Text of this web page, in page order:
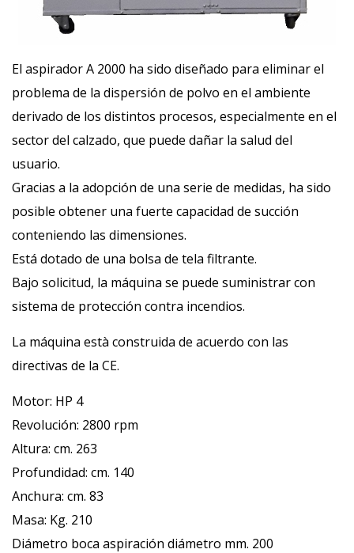
El aspirador A 2000 ha sido diseñado para eliminar el
problema de la dispersión de polvo en el ambiente
derivado de los distintos procesos, especialmente en el
sector del calzado, que puede dañar la salud del
usuario.
Gracias a la adopción de una serie de medidas, ha sido
posible obtener una fuerte capacidad de succión
conteniendo las dimensiones.
Está dotado de una bolsa de tela filtrante.
Bajo solicitud, la máquina se puede suministrar con
sistema de protección contra incendios.
La máquina està construida de acuerdo con las
directivas de la CE.
Motor: HP 4
Revolución: 2800 rpm
Altura: cm. 263
Profundidad: cm. 140
Anchura: cm. 83
Masa: Kg. 210
Diámetro boca aspiración diámetro mm. 200